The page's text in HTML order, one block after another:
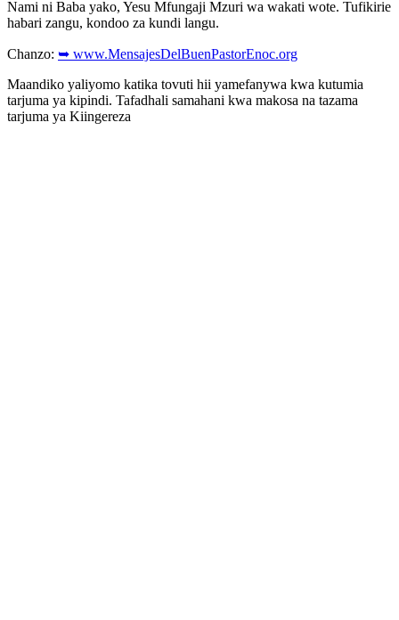
Nami ni Baba yako, Yesu Mfungaji Mzuri wa wakati wote. Tufikirie
habari zangu, kondoo za kundi langu.
Chanzo: ➥ www.MensajesDelBuenPastorEnoc.org
Maandiko yaliyomo katika tovuti hii yamefanywa kwa kutumia
tarjuma ya kipindi. Tafadhali samahani kwa makosa na tazama
tarjuma ya Kiingereza